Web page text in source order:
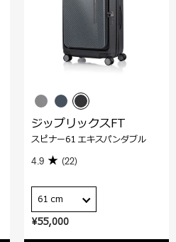
¥55,000
ジップリックスFT
スピナー61 エキスパンダブル
4.9 (22)
61 cm